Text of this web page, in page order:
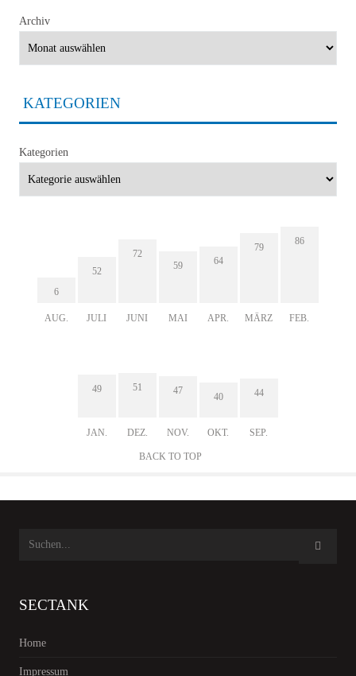
Archiv
KATEGORIEN
Kategorien
6
AUG.
52
JULI
72
JUNI
59
MAI
64
APR.
79
MÄRZ
86
FEB.
49
JAN.
51
DEZ.
47
NOV.
40
OKT.
44
SEP.
BACK TO TOP
SECTANK
Home
Impressum